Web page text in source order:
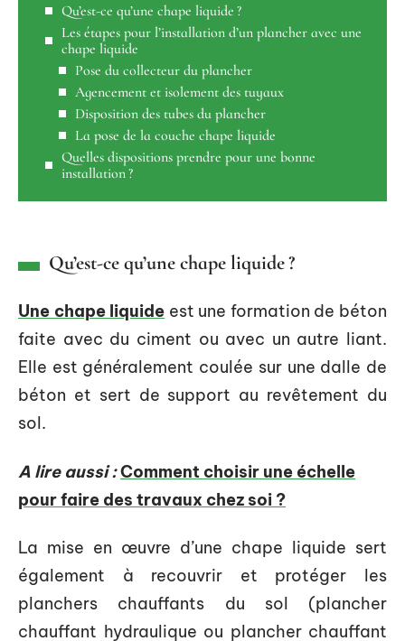
Qu’est-ce qu’une chape liquide ?
Les étapes pour l’installation d’un plancher avec une
chape liquide
Pose du collecteur du plancher
Agencement et isolement des tuyaux
Disposition des tubes du plancher
La pose de la couche chape liquide
Quelles dispositions prendre pour une bonne
installation ?
Qu’est-ce qu’une chape liquide ?
Une chape liquide est une formation de béton
faite avec du ciment ou avec un autre liant.
Elle est généralement coulée sur une dalle de
béton et sert de support au revêtement du
sol.
A lire aussi :Comment choisir une échelle
pour faire des travaux chez soi ?
La mise en œuvre d’une chape liquide sert
également à recouvrir et protéger les
planchers chauffants du sol (plancher
chauffant hydraulique ou plancher chauffant